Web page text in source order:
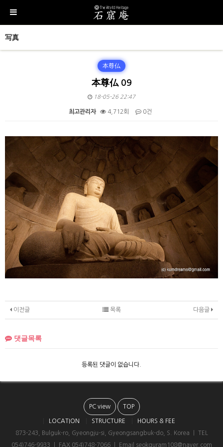
写真
本尊仏
本尊仏 09
18-05-26 22:47
최고관리자 4,712회 0건
이전글 다음글
목록
댓글목록
등록된 댓글이 없습니다.
PC view TOP
LOCATION STRUCTURE
HOURS & FEE
873-243, Bulguk-ro, Gyeongju-si, Gyeongsangbuk-do, S. Korea ㅣ TEL
054)746-9933 ㅣ FAX 054)748-7066 ㅣ Email seokguram108@naver.com